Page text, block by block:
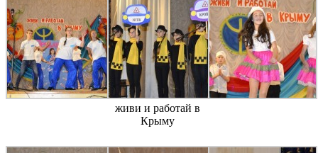
живи и работай в
Крыму